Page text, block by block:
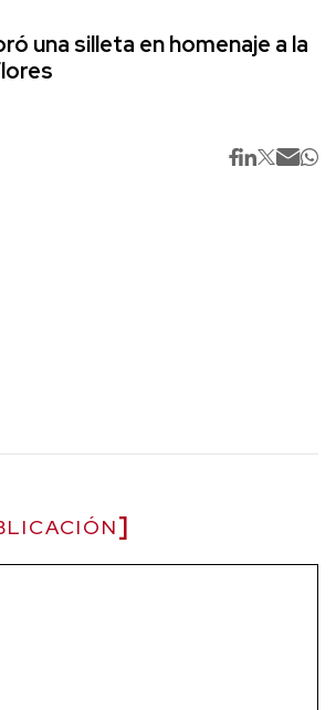
una silleta en homenaje a la